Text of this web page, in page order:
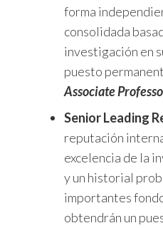
forma
consolidada
investigación en
puesto
Associate
Senior Leading
reputación
excelencia de la
y un historial
importantes
obtendrán un